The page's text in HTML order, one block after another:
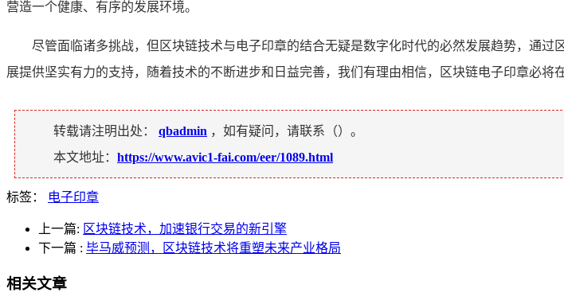
营造一个健康、有序的发展环境。
尽管面临诸多挑战，但区块链技术与电子印章的结合无疑是数字化时代的必然发展趋势，通
展提供坚实有力的支持，随着技术的不断进步和日益完善，我们有理由相信，区块链电子印章必
转载请注明出处： qbadmin ，如有疑问，请联系（）。
本文地址： https://www.avic1-fai.com/eer/1089.html
标签： 电子印章
上一篇: 区块链技术，加速银行交易的新引擎
下一篇 : 毕马威预测，区块链技术将重塑未来产业格局
相关文章